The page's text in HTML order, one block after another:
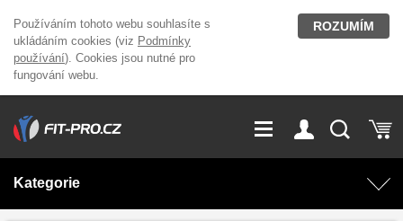
Používáním tohoto webu souhlasíte s
ukládáním cookies (viz Podmínky
používání). Cookies jsou nutné pro
fungování webu.
ROZUMÍM
GDPR
Přihlášení
Kategorie